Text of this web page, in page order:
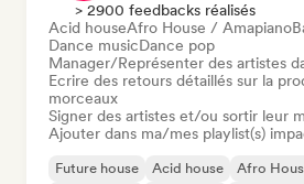
> 2900 feedbacks réalisés
Acid houseAfro House / Amapiano
Dance musicDance pop
Manager/Représenter des artistes
Ecrire des retours détaillés sur la
morceaux
Signer des artistes et/ou sortir leur
Ajouter dans ma/mes playlist(s)
Future house Acid house
Afro